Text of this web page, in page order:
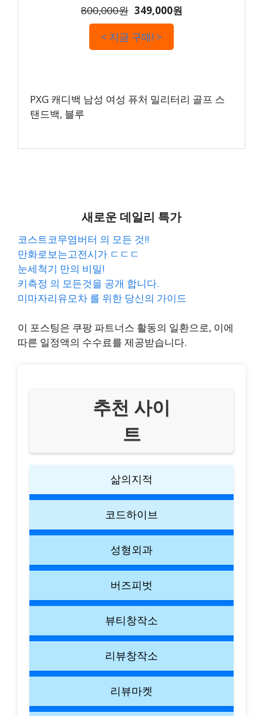
800,000원 349,000원
< 지금 구매! >
PXG 캐디백 남성 여성 퓨처 밀리터리 골프 스
탠드백, 블루
새로운 데일리 특가
코스트코무염버터 의 모든 것!!
만화로보는고전시가 ㄷㄷㄷ
눈세척기 만의 비밀!
키측정 의 모든것을 공개 합니다.
미마자리유모차 를 위한 당신의 가이드
이 포스팅은 쿠팡 파트너스 활동의 일환으로, 이에
따른 일정액의 수수료를 제공받습니다.
추천 사이
트
삶의지적
코드하이브
성형외과
버즈피벗
뷰티창작소
리뷰창작소
리뷰마켓